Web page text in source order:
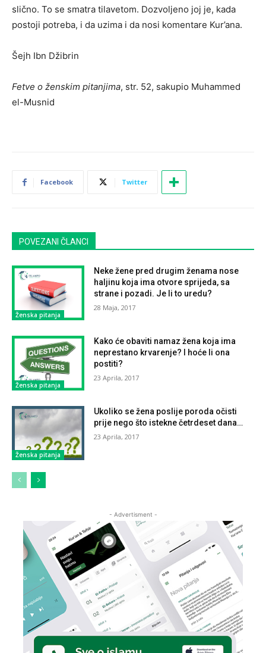
slično. To se smatra tilavetom. Dozvoljeno joj je, kada
postoji potreba, i da uzima i da nosi komentare Kur’ana.
Šejh Ibn Džibrin
Fetve o ženskim pitanjima, str. 52, sakupio Muhammed
el-Musnid
Facebook Twitter
POVEZANI ČLANCI
Ženska pitanja
Neke žene pred drugim ženama nose
haljinu koja ima otvore sprijeda, sa
strane i pozadi. Je li to uredu?
28 Maja, 2017
Ženska pitanja
Kako će obaviti namaz žena koja ima
neprestano krvarenje? I hoće li ona
postiti?
23 Aprila, 2017
Ženska pitanja
Ukoliko se žena poslije poroda očisti
prije nego što istekne četrdeset dana…
23 Aprila, 2017
- Advertisment -